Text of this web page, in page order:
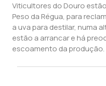
Viticultores do Douro
Peso da Régua, para
a uva para destilar, numa
estão a arrancar e há
escoamento da produção.